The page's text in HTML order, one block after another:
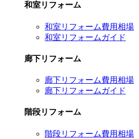
和室リフォーム
和室リフォーム費用相場
和室リフォームガイド
廊下リフォーム
廊下リフォーム費用相場
廊下リフォームガイド
階段リフォーム
階段リフォーム費用相場